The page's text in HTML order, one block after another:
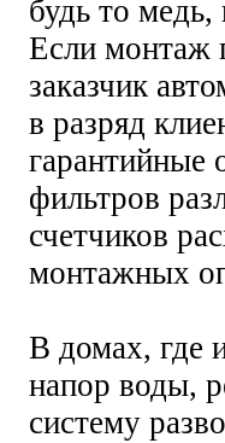
будь то
Если монтаж
заказчик
в разряд
гарантийные
фильтров
счетчиков
монтажных
В домах, где
напор воды,
систему